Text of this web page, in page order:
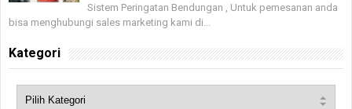
Sistem Peringatan Bendungan , Untuk pemesanan anda
bisa menghubungi sales marketing kami di...
Kategori